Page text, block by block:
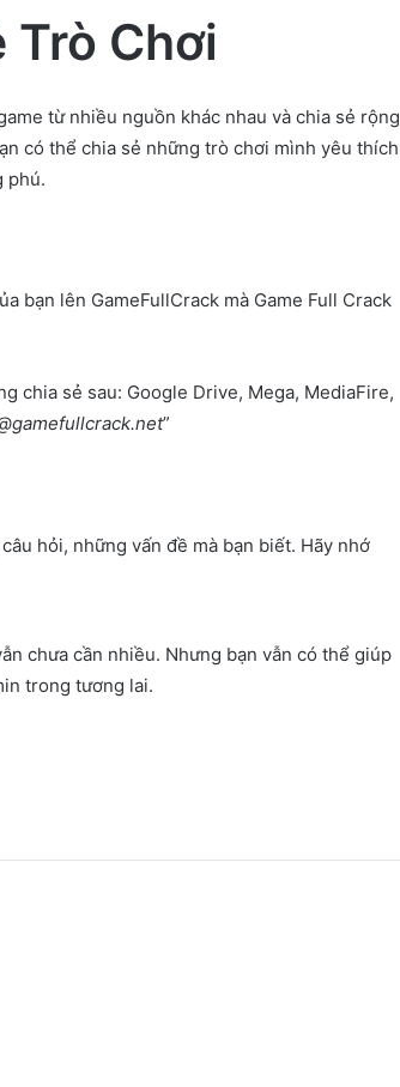
Trò Chơi
từ nhiều nguồn khác nhau và chia sẻ rộng
có thể chia sẻ những trò chơi mình yêu thích
phú.
bạn lên GameFullCrack mà Game Full Crack
chia sẻ sau: Google Drive, Mega, MediaFire,
”
hỏi, những vấn đề mà bạn biết. Hãy nhớ
chưa cần nhiều. Nhưng bạn vẫn có thể giúp
trong tương lai.